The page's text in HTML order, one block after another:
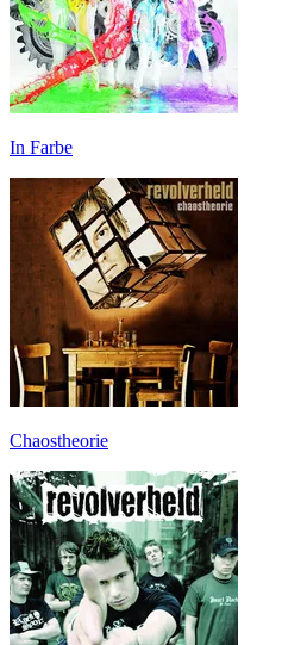
In Farbe
Chaostheorie